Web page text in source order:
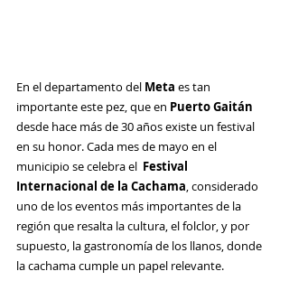
En el departamento del Meta es tan
importante este pez, que en Puerto Gaitán
desde hace más de 30 años existe un festival
en su honor. Cada mes de mayo en el
municipio se celebra el Festival
Internacional de la Cachama, considerado
uno de los eventos más importantes de la
región que resalta la cultura, el folclor, y por
supuesto, la gastronomía de los llanos, donde
la cachama cumple un papel relevante.